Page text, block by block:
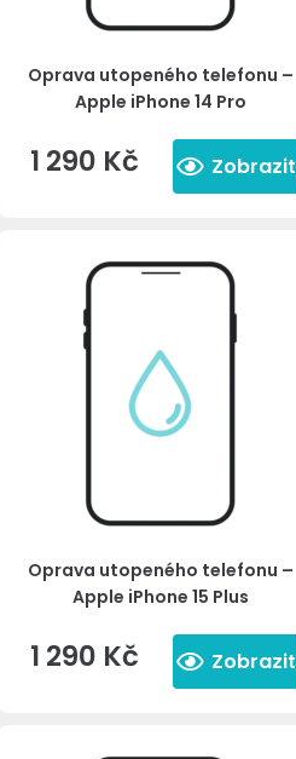
Oprava utopeného telefonu –
Apple iPhone 14 Pro
1 290 Kč Zobrazit
Oprava utopeného telefonu –
Apple iPhone 15 Plus
1 290 Kč Zobrazit